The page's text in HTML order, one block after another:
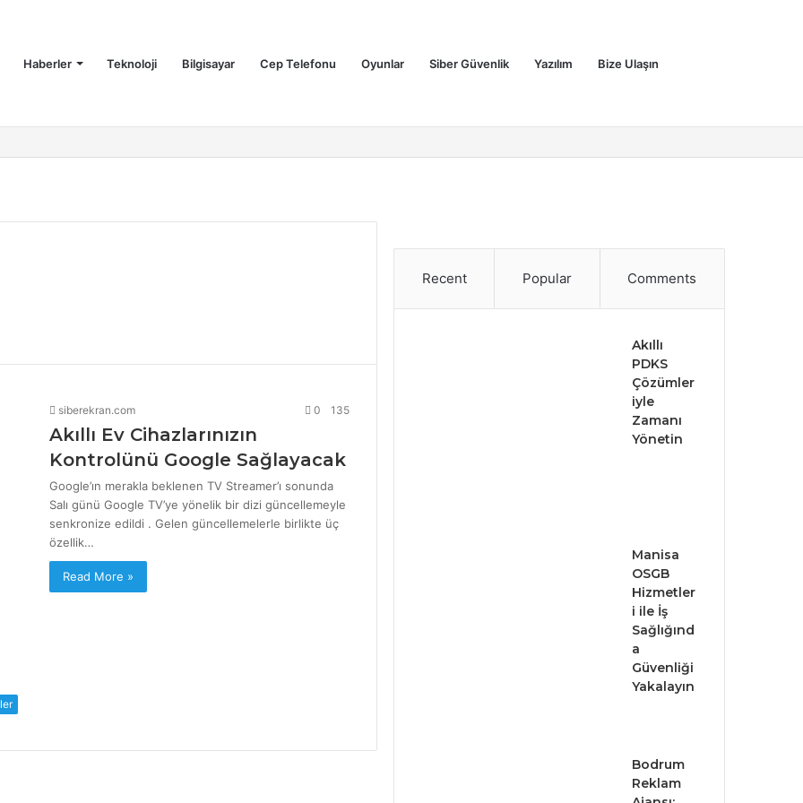
Haberler Teknoloji Bilgisayar Cep Telefonu Oyunlar Siber Güvenlik Yazılım Bize Ulaşın
siberekran.com 0 135
Akıllı Ev Cihazlarınızın
Kontrolünü Google Sağlayacak
Google’ın merakla beklenen TV Streamer’ı sonunda
Salı günü Google TV’ye yönelik bir dizi güncellemeyle
senkronize edildi . Gelen güncellemelerle birlikte üç
özellik…
Read More »
Recent Popular Comments
Akıllı
PDKS
Çözümler
iyle
Zamanı
Yönetin
Manisa
OSGB
Hizmetler
i ile İş
Sağlığınd
a
Güvenliği
Yakalayın
Bodrum
Reklam